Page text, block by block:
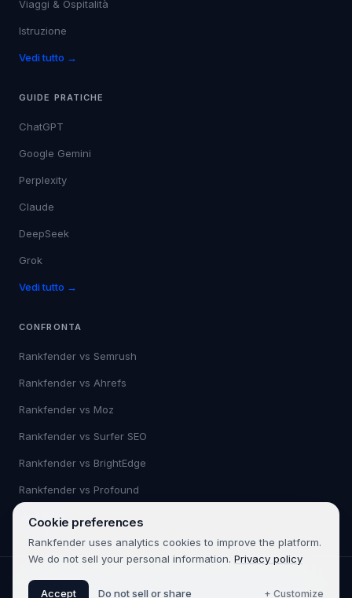
Viaggi & Ospitalità
Istruzione
Vedi tutto →
GUIDE PRATICHE
ChatGPT
Google Gemini
Perplexity
Claude
DeepSeek
Grok
Vedi tutto →
CONFRONTA
Rankfender vs Semrush
Rankfender vs Ahrefs
Rankfender vs Moz
Rankfender vs Surfer SEO
Rankfender vs BrightEdge
Rankfender vs Profound
Vedi tutto →
©2026Rankfender.
di 361SEO.
Cookie preferences
Rankfender uses analytics cookies to improve the platform.
We do not sell your personal information. Privacy policy
Accept Do not sell or share + Customize